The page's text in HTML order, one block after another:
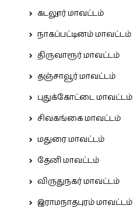
கடலூர் மாவட்டம்
நாகப்பட்டினம் மாவட்டம்
திருவாரூர் மாவட்டம்
தஞ்சாவூர் மாவட்டம்
புதுக்கோட்டை மாவட்டம்
சிவகங்கை மாவட்டம்
மதுரை மாவட்டம்
தேனி மாவட்டம்
விருதுநகர் மாவட்டம்
இராமநாதபுரம் மாவட்டம்